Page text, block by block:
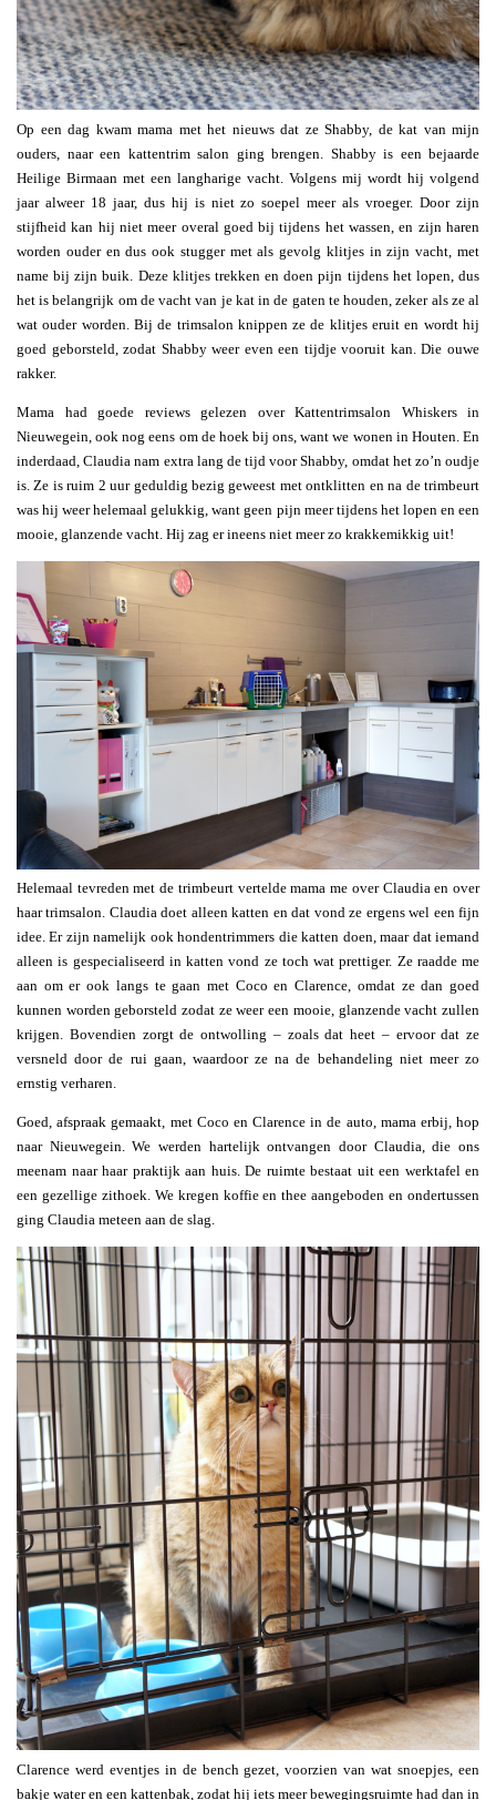
Op een dag kwam mama met het nieuws dat ze Shabby, de kat van mijn
ouders, naar een kattentrim salon ging brengen. Shabby is een bejaarde
Heilige Birmaan met een langharige vacht. Volgens mij wordt hij volgend
jaar alweer 18 jaar, dus hij is niet zo soepel meer als vroeger. Door zijn
stijfheid kan hij niet meer overal goed bij tijdens het wassen, en zijn haren
worden ouder en dus ook stugger met als gevolg klitjes in zijn vacht, met
name bij zijn buik. Deze klitjes trekken en doen pijn tijdens het lopen, dus
het is belangrijk om de vacht van je kat in de gaten te houden, zeker als ze al
wat ouder worden. Bij de trimsalon knippen ze de klitjes eruit en wordt hij
goed geborsteld, zodat Shabby weer even een tijdje vooruit kan. Die ouwe
rakker.
Mama had goede reviews gelezen over Kattentrimsalon Whiskers in
Nieuwegein, ook nog eens om de hoek bij ons, want we wonen in Houten. En
inderdaad, Claudia nam extra lang de tijd voor Shabby, omdat het zo’n oudje
is. Ze is ruim 2 uur geduldig bezig geweest met ontklitten en na de trimbeurt
was hij weer helemaal gelukkig, want geen pijn meer tijdens het lopen en een
mooie, glanzende vacht. Hij zag er ineens niet meer zo krakkemikkig uit!
Helemaal tevreden met de trimbeurt vertelde mama me over Claudia en over
haar trimsalon. Claudia doet alleen katten en dat vond ze ergens wel een fijn
idee. Er zijn namelijk ook hondentrimmers die katten doen, maar dat iemand
alleen is gespecialiseerd in katten vond ze toch wat prettiger. Ze raadde me
aan om er ook langs te gaan met Coco en Clarence, omdat ze dan goed
kunnen worden geborsteld zodat ze weer een mooie, glanzende vacht zullen
krijgen. Bovendien zorgt de ontwolling – zoals dat heet – ervoor dat ze
versneld door de rui gaan, waardoor ze na de behandeling niet meer zo
ernstig verharen.
Goed, afspraak gemaakt, met Coco en Clarence in de auto, mama erbij, hop
naar Nieuwegein. We werden hartelijk ontvangen door Claudia, die ons
meenam naar haar praktijk aan huis. De ruimte bestaat uit een werktafel en
een gezellige zithoek. We kregen koffie en thee aangeboden en ondertussen
ging Claudia meteen aan de slag.
Clarence werd eventjes in de bench gezet, voorzien van wat snoepjes, een
bakje water en een kattenbak, zodat hij iets meer bewegingsruimte had dan in